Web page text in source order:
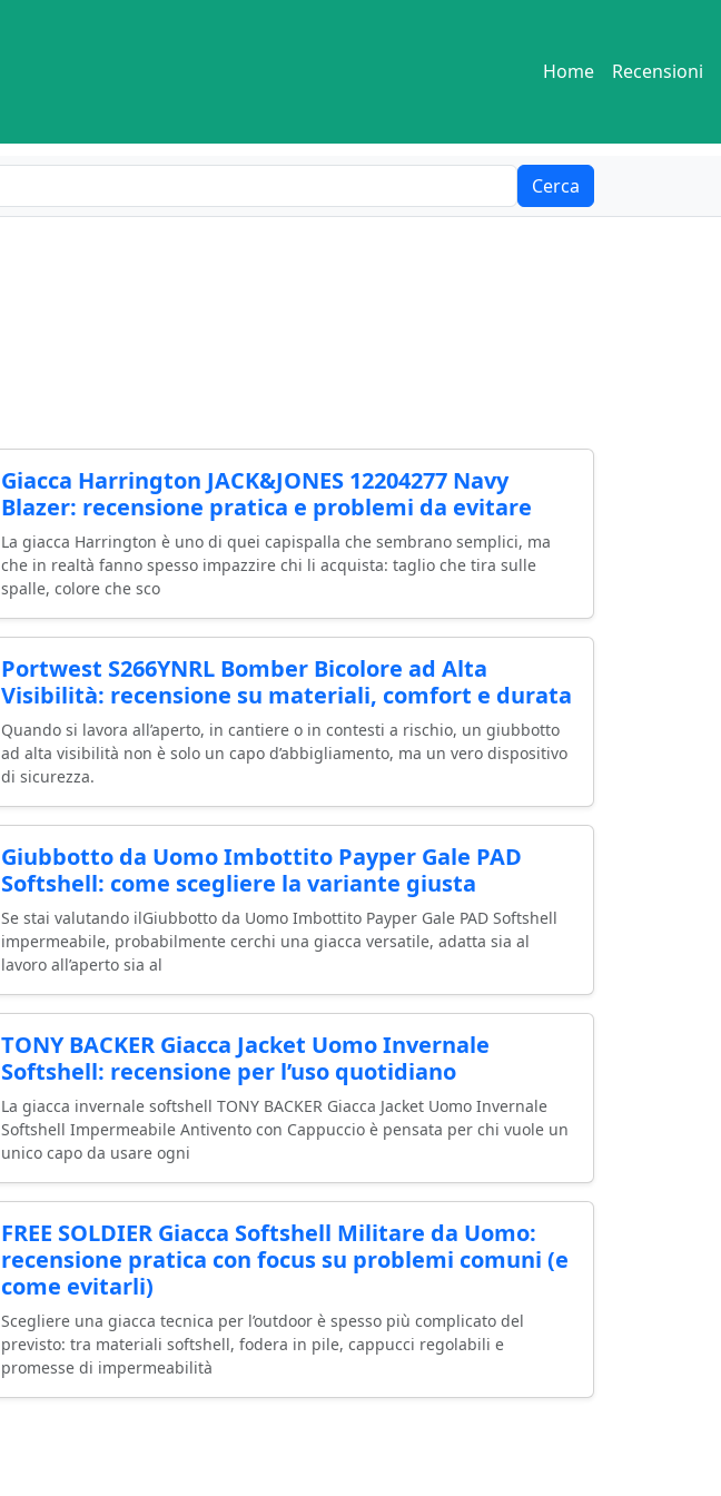
Home Recensioni
Cerca
Giacca Harrington JACK&JONES 12204277 Navy
Blazer: recensione pratica e problemi da evitare
La giacca Harrington è uno di quei capispalla che sembrano semplici, ma
che in realtà fanno spesso impazzire chi li acquista: taglio che tira sulle
spalle, colore che sco
Portwest S266YNRL Bomber Bicolore ad Alta
Visibilità: recensione su materiali, comfort e durata
Quando si lavora all’aperto, in cantiere o in contesti a rischio, un giubbotto
ad alta visibilità non è solo un capo d’abbigliamento, ma un vero dispositivo
di sicurezza.
Giubbotto da Uomo Imbottito Payper Gale PAD
Softshell: come scegliere la variante giusta
Se stai valutando ilGiubbotto da Uomo Imbottito Payper Gale PAD Softshell
impermeabile, probabilmente cerchi una giacca versatile, adatta sia al
lavoro all’aperto sia al
TONY BACKER Giacca Jacket Uomo Invernale
Softshell: recensione per l’uso quotidiano
La giacca invernale softshell TONY BACKER Giacca Jacket Uomo Invernale
Softshell Impermeabile Antivento con Cappuccio è pensata per chi vuole un
unico capo da usare ogni
FREE SOLDIER Giacca Softshell Militare da Uomo:
recensione pratica con focus su problemi comuni (e
come evitarli)
Scegliere una giacca tecnica per l’outdoor è spesso più complicato del
previsto: tra materiali softshell, fodera in pile, cappucci regolabili e
promesse di impermeabilità